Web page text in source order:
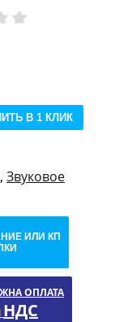
В 1 КЛИК
, Звуковое
ИЛИ КП
ОПЛАТА
НДС